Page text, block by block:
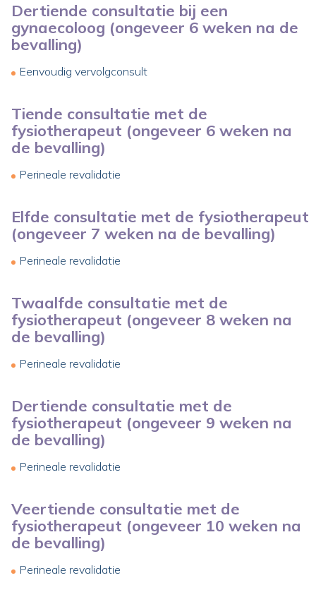
Dertiende consultatie bij een
gynaecoloog (ongeveer 6 weken na de
bevalling)
Eenvoudig vervolgconsult
Tiende consultatie met de
fysiotherapeut (ongeveer 6 weken na
de bevalling)
Perineale revalidatie
Elfde consultatie met de fysiotherapeut
(ongeveer 7 weken na de bevalling)
Perineale revalidatie
Twaalfde consultatie met de
fysiotherapeut (ongeveer 8 weken na
de bevalling)
Perineale revalidatie
Dertiende consultatie met de
fysiotherapeut (ongeveer 9 weken na
de bevalling)
Perineale revalidatie
Veertiende consultatie met de
fysiotherapeut (ongeveer 10 weken na
de bevalling)
Perineale revalidatie